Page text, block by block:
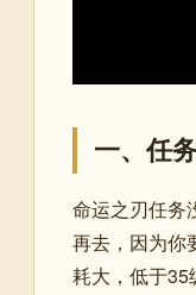
一、任
命运之刃任务
再去，因为你
耗大，低于35